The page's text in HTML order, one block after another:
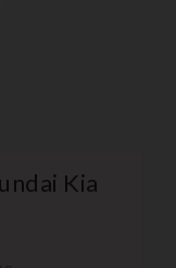
Kia